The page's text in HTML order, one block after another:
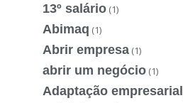
13º salário (1)
Abimaq (1)
Abrir empresa (1)
abrir um negócio (1)
Adaptação empresarial